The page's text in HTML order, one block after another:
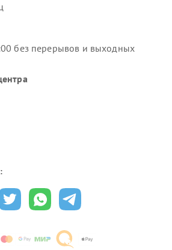
без перерывов и выходных